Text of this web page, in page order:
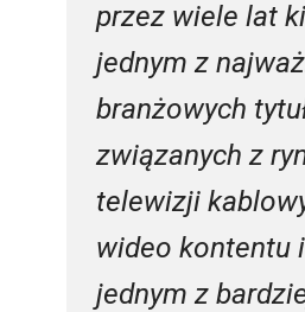
przez wiele lat
jednym z
branżowych
związanych z
telewizji
wideo kontentu
jednym z